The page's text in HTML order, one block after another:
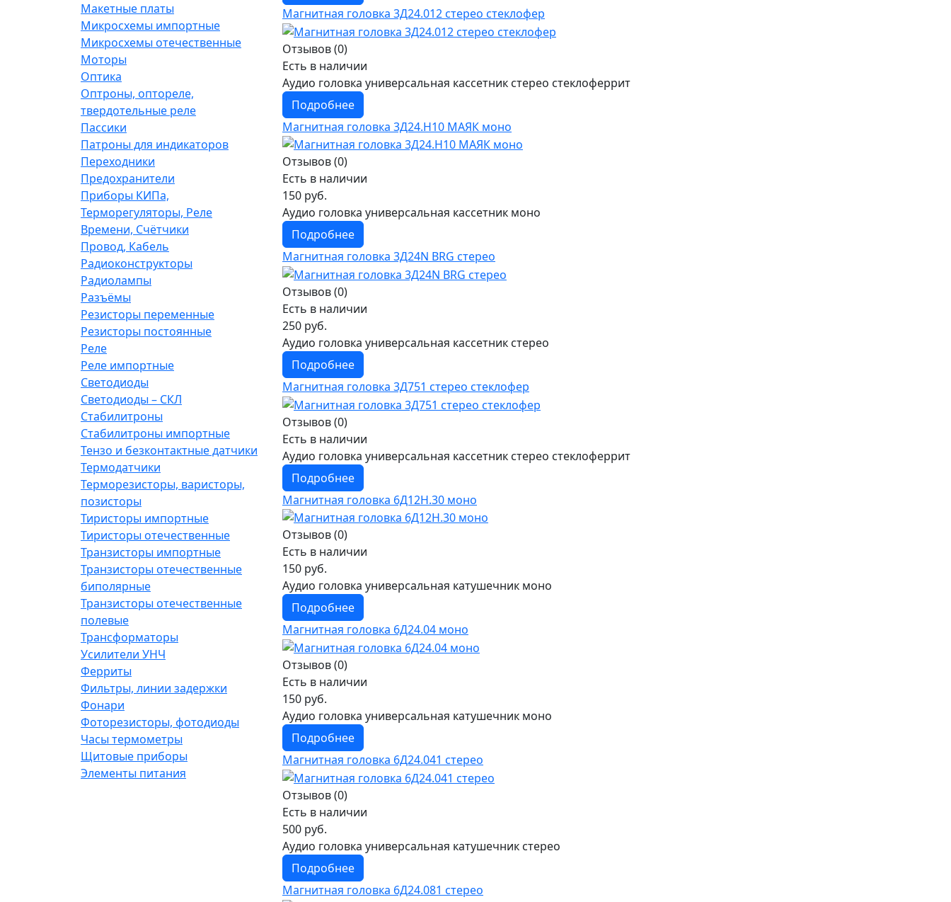
Макетные платы
Микросхемы импортные
Микросхемы отечественные
Моторы
Оптика
Оптроны, оптореле,
твердотельные реле
Пассики
Патроны для индикаторов
Переходники
Предохранители
Приборы КИПа,
Терморегуляторы, Реле
Времени, Счётчики
Провод, Кабель
Радиоконструкторы
Радиолампы
Разъёмы
Резисторы переменные
Резисторы постоянные
Реле
Реле импортные
Светодиоды
Светодиоды – СКЛ
Стабилитроны
Стабилитроны импортные
Тензо и безконтактные датчики
Термодатчики
Терморезисторы, варисторы,
позисторы
Тиристоры импортные
Тиристоры отечественные
Транзисторы импортные
Транзисторы отечественные
биполярные
Транзисторы отечественные
полевые
Трансформаторы
Усилители УНЧ
Ферриты
Фильтры, линии задержки
Фонари
Фоторезисторы, фотодиоды
Часы термометры
Щитовые приборы
Элементы питания
Магнитная головка 3Д24.012 стерео стеклофер
Отзывов (0)
Есть в наличии
Аудио головка универсальная кассетник стерео стеклоферрит
Подробнее
Магнитная головка 3Д24.Н10 МАЯК моно
Отзывов (0)
Есть в наличии
150 руб.
Аудио головка универсальная кассетник моно
Подробнее
Магнитная головка 3Д24N BRG стерео
Отзывов (0)
Есть в наличии
250 руб.
Аудио головка универсальная кассетник стерео
Подробнее
Магнитная головка 3Д751 стерео стеклофер
Отзывов (0)
Есть в наличии
Аудио головка универсальная кассетник стерео стеклоферрит
Подробнее
Магнитная головка 6Д12Н.30 моно
Отзывов (0)
Есть в наличии
150 руб.
Аудио головка универсальная катушечник моно
Подробнее
Магнитная головка 6Д24.04 моно
Отзывов (0)
Есть в наличии
150 руб.
Аудио головка универсальная катушечник моно
Подробнее
Магнитная головка 6Д24.041 стерео
Отзывов (0)
Есть в наличии
500 руб.
Аудио головка универсальная катушечник стерео
Подробнее
Магнитная головка 6Д24.081 стерео